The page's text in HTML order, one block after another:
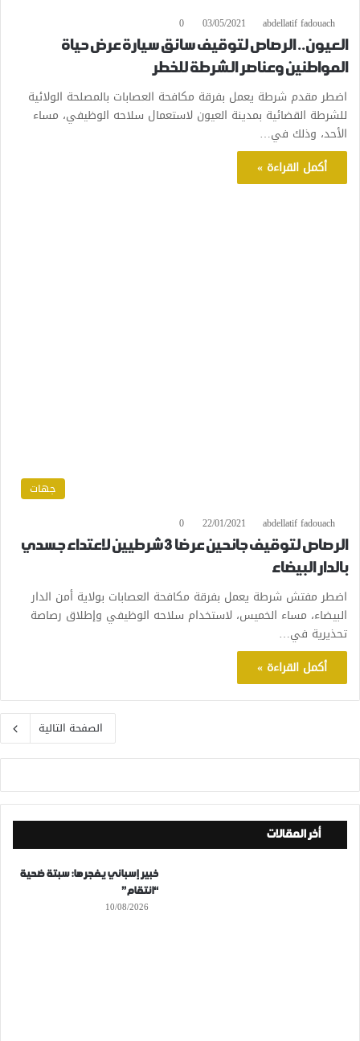
abdellatif fadouach
03/05/2021
0
العيون.. الرصاص لتوقيف سائق سيارة عرض حياة
المواطنين وعناصر الشرطة للخطر
اضطر مقدم شرطة يعمل بفرقة مكافحة العصابات بالمصلحة الولائية
للشرطة القضائية بمدينة العيون لاستعمال سلاحه الوظيفي، مساء
الأحد، وذلك في…
أكمل القراءة »
جهات
abdellatif fadouach
22/01/2021
0
الرصاص لتوقيف جانحين عرضا 3 شرطيين لاعتداء جسدي
بالدار البيضاء
اضطر مفتش شرطة يعمل بفرقة مكافحة العصابات بولاية أمن الدار
البيضاء، مساء الخميس، لاستخدام سلاحه الوظيفي وإطلاق رصاصة
تحذيرية في…
أكمل القراءة »
الصفحة التالية
أخر المقالات
خبير إسباني يفجرها: سبتة ضحية
“انتقام”
10/08/2026